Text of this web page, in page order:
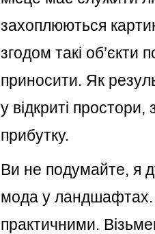
захоплюються
згодом такі об’єкти
приносити. Як
у відкриті
прибутку.
Ви не подумайте, я
мода у ландшафтах.
практичними.